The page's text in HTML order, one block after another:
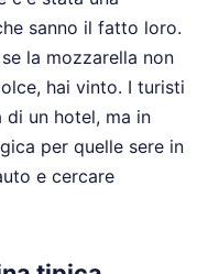
sanno il fatto loro.
la mozzarella non
hai vinto. I turisti
un hotel, ma in
per quelle sere in
e cercare